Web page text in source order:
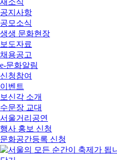
새소식
공지사항
공모소식
생생 문화현장
보도자료
채용공고
e-문화알림
신청참여
이벤트
보신각 소개
수문장 교대
서울거리공연
행사 홍보 신청
문화공간등록 신청